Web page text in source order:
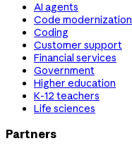
AI agents
Code modernization
Coding
Customer support
Financial services
Government
Higher education
K-12 teachers
Life sciences
Partners